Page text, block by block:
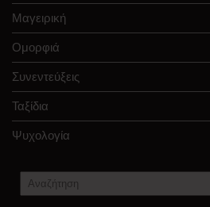
Μαγειρική
Ομορφιά
Συνεντεύξεις
Ταξίδια
Ψυχολογία